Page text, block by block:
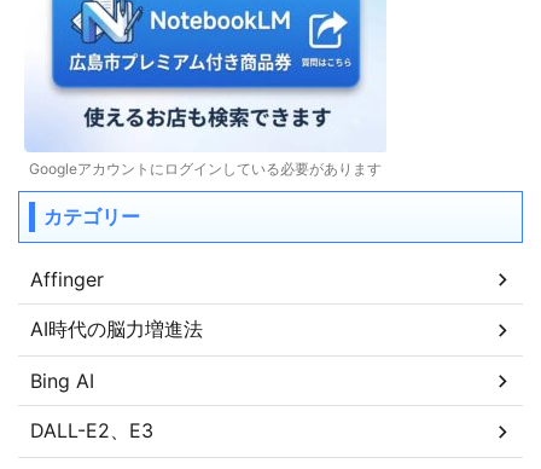
Googleアカウントにログインしている必要があります
カテゴリー
Affinger
AI時代の脳力増進法
Bing AI
DALL-E2、E3